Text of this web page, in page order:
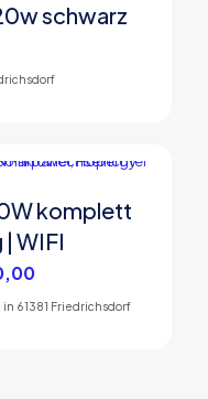
schwarz
komplett
WIFI
Aktueller
Preis
61381 Friedrichsdorf